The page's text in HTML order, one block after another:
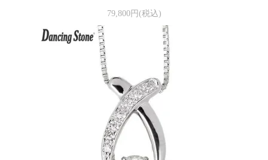
79,800円(税込)